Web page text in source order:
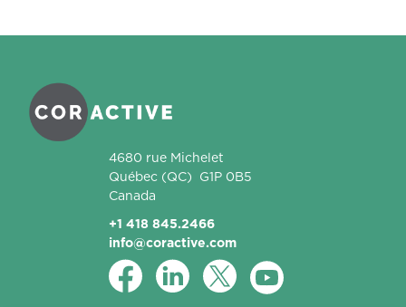
4680 rue Michelet
Québec (QC)
G1P 0B5
Canada
+1 418 845.2466
info@coractive.com